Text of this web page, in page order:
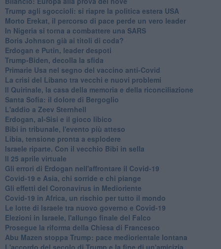
Trump agli sgoccioli: si riapre la politica estera USA
Morto Erekat, il percorso di pace perde un vero leader
In Nigeria si torna a combattere una SARS
Boris Johnson già ai titoli di coda?
Erdogan e Putin, leader despoti
Trump-Biden, decolla la sfida
Primarie Usa nel segno del vaccino anti-Covid
La crisi del Libano tra vecchi e nuovi problemi
Il Quirinale, la casa della memoria e della riconciliazione
Santa Sofia: il dolore di Bergoglio
L'addio a ​Zeev Sternhell
Erdogan, al-Sisi e il gioco libico
Bibi in tribunale, l'evento più atteso
Libia, tensione pronta a esplodere
Israele riparte. Con il vecchio Bibi in sella
Il 25 aprile virtuale
Gli errori di Erdogan nell'affrontare il Covid-19
Covid-19 e Asia, chi sorride e chi piange
Gli effetti del Coronavirus in Medioriente
Covid-19 in Africa, un rischio per tutto il mondo
Le lotte di Israele tra nuovo governo e Covid-19
Elezioni in Israele, l'allungo finale del Falco
Prosegue la riforma della Chiesa di Francesco
Abu Mazen stoppa Trump: pace mediorientale lontana
L'accordo del secolo di Trump e la fine di un'amicizia